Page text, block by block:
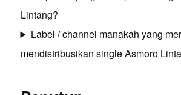
Lintang?
Label / channel manakah yang
mendistribusikan single Asmoro